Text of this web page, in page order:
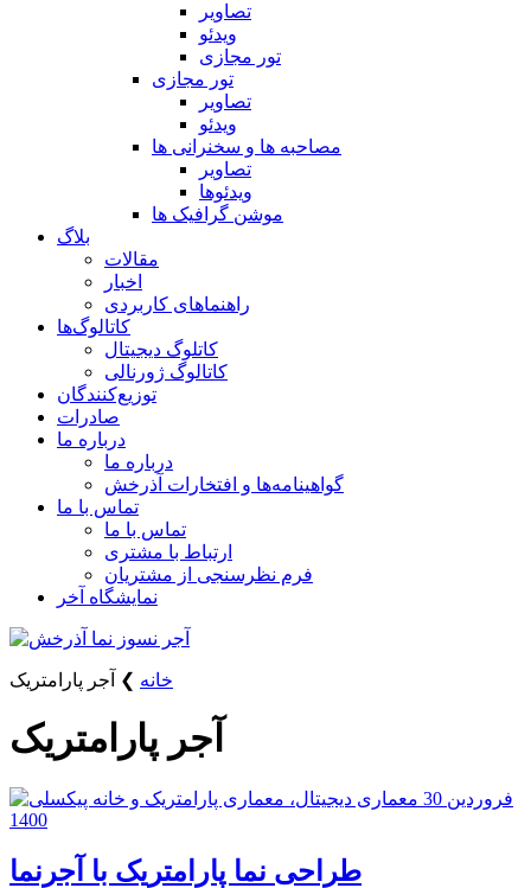
تصاویر
ویدئو
تور مجازی
تور مجازی
تصاویر
ویدئو
مصاحبه ها و سخنرانی ها
تصاویر
ویدئوها
موشن گرافیک ها
بلاگ
مقالات
اخبار
راهنماهای کاربردی
کاتالوگ‌ها
کاتلوگ دیجیتال
کاتالوگ ژورنالی
توزیع‌کنندگان
صادرات
درباره ما
درباره ما
گواهینامه‌ها و افتخارات آذرخش
تماس با ما
تماس با ما
ارتباط با مشتری
فرم نظرسنجی از مشتریان
نمایشگاه‌ آخر
خانه ❯ آجر پارامتریک
آجر پارامتریک
30 فروردین
1400
طراحی نما پارامتریک با آجرنما